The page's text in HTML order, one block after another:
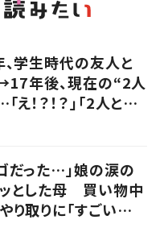
学生時代の友人と
年後、現在の“2人
え！？！？」「2人とも
だった…」娘の涙の
とした母 買い物中
り取りに「すごい分